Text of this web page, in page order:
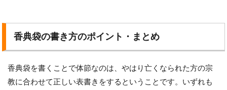
香典袋の書き方のポイント・まとめ
香典袋を書くことで体節なのは、やはり亡くなられた方の宗
教に合わせて正しい表書きをするということです。いずれも